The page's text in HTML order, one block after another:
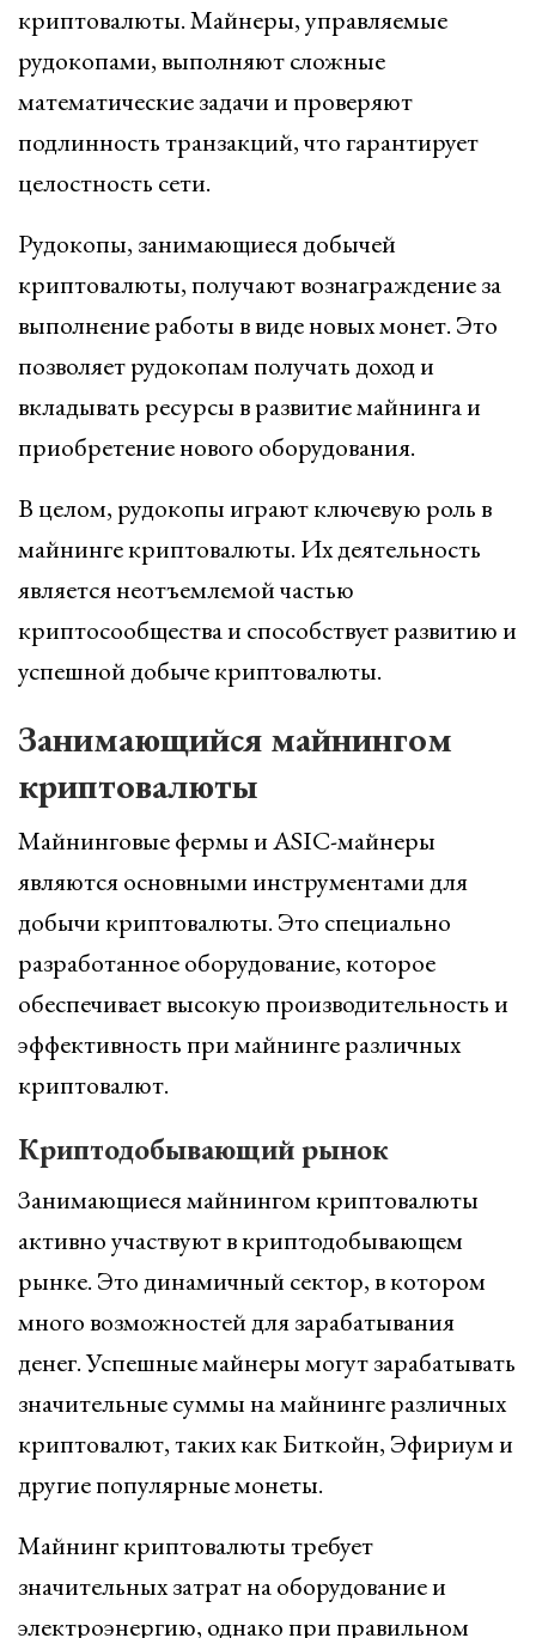
криптовалюты. Майнеры, управляемые
рудокопами, выполняют сложные
математические задачи и проверяют
подлинность транзакций, что гарантирует
целостность сети.
Рудокопы, занимающиеся добычей
криптовалюты, получают вознаграждение за
выполнение работы в виде новых монет. Это
позволяет рудокопам получать доход и
вкладывать ресурсы в развитие майнинга и
приобретение нового оборудования.
В целом, рудокопы играют ключевую роль в
майнинге криптовалюты. Их деятельность
является неотъемлемой частью
криптосообщества и способствует развитию и
успешной добыче криптовалюты.
Занимающийся майнингом
криптовалюты
Майнинговые фермы и ASIC-майнеры
являются основными инструментами для
добычи криптовалюты. Это специально
разработанное оборудование, которое
обеспечивает высокую производительность и
эффективность при майнинге различных
криптовалют.
Криптодобывающий рынок
Занимающиеся майнингом криптовалюты
активно участвуют в криптодобывающем
рынке. Это динамичный сектор, в котором
много возможностей для зарабатывания
денег. Успешные майнеры могут зарабатывать
значительные суммы на майнинге различных
криптовалют, таких как Биткойн, Эфириум и
другие популярные монеты.
Майнинг криптовалюты требует
значительных затрат на оборудование и
электроэнергию, однако при правильном